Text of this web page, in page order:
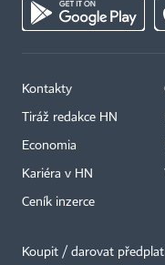
Kontakty
Tiráž redakce HN
Economia
Kariéra v HN
Ceník inzerce
Koupit / darovat